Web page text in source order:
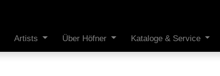
Artists Über Höfner Kataloge & Service